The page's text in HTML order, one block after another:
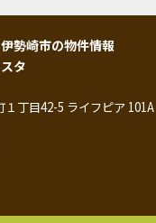
勢崎市の物件情報
タ
丁目42-5 ライフピア 101A